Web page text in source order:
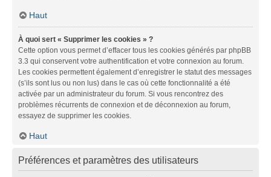
Haut
À quoi sert « Supprimer les cookies » ?
Cette option vous permet d’effacer tous les cookies générés par phpBB
3.3 qui conservent votre authentification et votre connexion au forum.
Les cookies permettent également d’enregistrer le statut des messages
(s’ils sont lus ou non lus) dans le cas où cette fonctionnalité a été
activée par un administrateur du forum. Si vous rencontrez des
problèmes récurrents de connexion et de déconnexion au forum,
essayez de supprimer les cookies.
Haut
Préférences et paramètres des utilisateurs